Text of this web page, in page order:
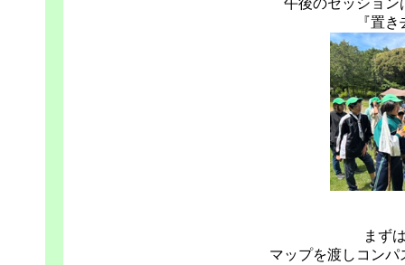
午後のセッション
『置
まず
マップを渡しコン